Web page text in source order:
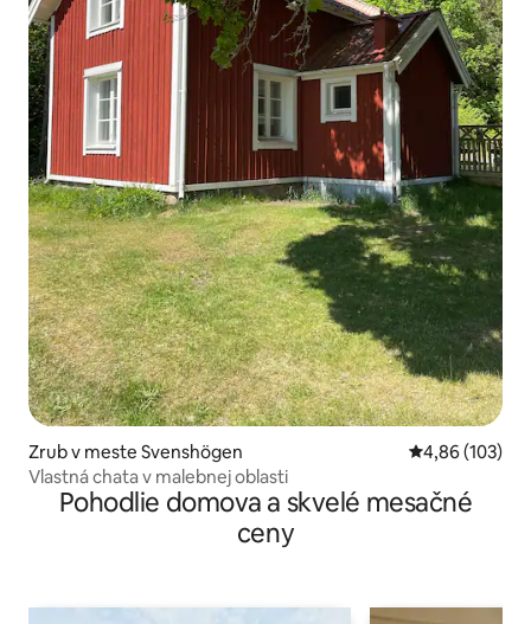
Zrub v meste Svenshögen Priemerné
4,86 (103)
Vlastná chata v malebnej oblasti
Pohodlie domova a skvelé mesačné
ceny